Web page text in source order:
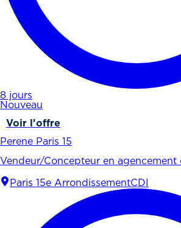
8 jours
Nouveau
Voir l'offre
Perene Paris 15
Vendeur/Concepteur en agencement
Paris 15e ArrondissementCDI